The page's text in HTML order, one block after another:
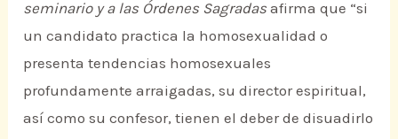
seminario y a las Órdenes Sagradas afirma que “si
un candidato practica la homosexualidad o
presenta tendencias homosexuales
profundamente arraigadas, su director espiritual,
así como su confesor, tienen el deber de disuadirlo